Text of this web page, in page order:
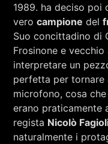
1989. ha deciso poi
verocampione del
Suo concittadino di
Frosinone e
interpretare un
perfetta per tornare
microfono, cosa
erano praticamente
regista Nicolò
naturalmente i